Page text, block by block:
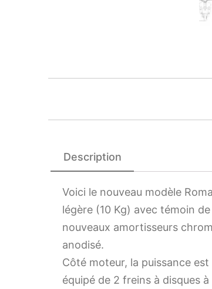
Description
Voici le nouveau modèle
légère (10 Kg) avec témoin
nouveaux amortisseurs
anodisé.
Côté moteur, la puissance
équipé de 2 freins à disques